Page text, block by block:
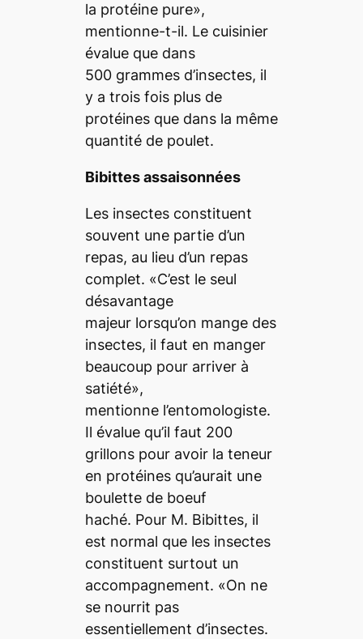
la protéine pure»,
mentionne-t-il. Le cuisinier
évalue que dans
500 grammes d’insectes, il
y a trois fois plus de
protéines que dans la même
quantité de poulet.
Bibittes assaisonnées
Les insectes constituent
souvent une partie d’un
repas, au lieu d’un repas
complet. «C’est le seul
désavantage
majeur lorsqu’on mange des
insectes, il faut en manger
beaucoup pour arriver à
satiété»,
mentionne l’entomologiste.
Il évalue qu’il faut 200
grillons pour avoir la teneur
en protéines qu’aurait une
boulette de boeuf
haché. Pour M. Bibittes, il
est normal que les insectes
constituent surtout un
accompagnement. «On ne
se nourrit pas
essentiellement d’insectes.